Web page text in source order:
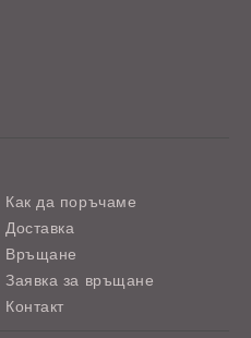
Как да поръчаме
Доставка
Връщане
Заявка за връщане
Контакт